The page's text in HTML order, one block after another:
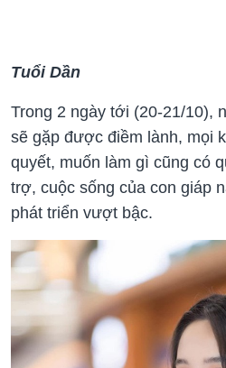
Tuổi Dần
Trong 2 ngày tới (20-21/10),
sẽ gặp được điềm lành, mọi
quyết, muốn làm gì cũng có
trợ, cuộc sống của con giáp
phát triển vượt bậc.